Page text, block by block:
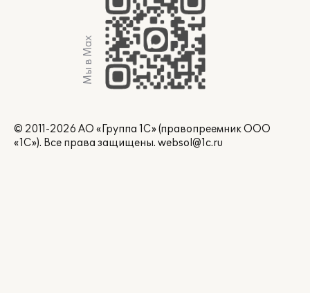
Мы в Max
© 2011-2026 АО «Группа 1С» (правопреемник ООО
«1С»). Все права защищены. websol@1c.ru